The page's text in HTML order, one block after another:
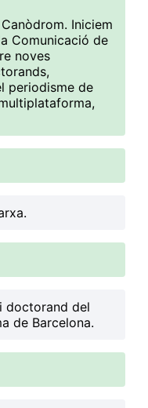
Iniciem
Comunicació de
noves
periodisme de
.
doctorand del
de Barcelona.